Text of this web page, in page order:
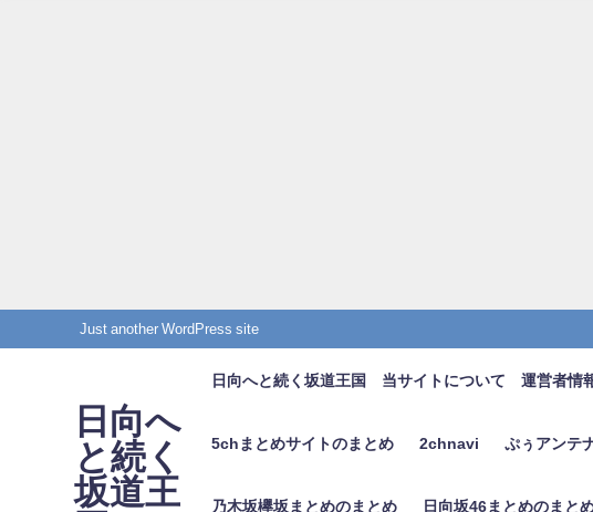
Just another WordPress site
日向へ
と続く
坂道王
日向へと続く坂道王国 当サイトについて 運営者情
5chまとめサイトのまとめ 2chnavi ぷぅアンテ
乃木坂欅坂まとめのまとめ 日向坂46まとめのまと